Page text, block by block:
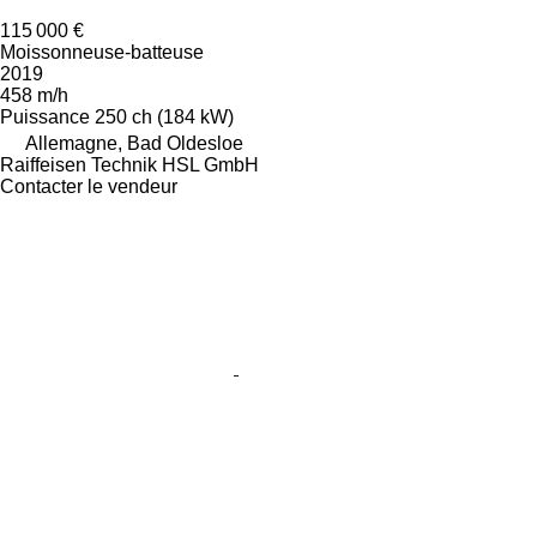
115 000 €
Moissonneuse-batteuse
2019
458 m/h
Puissance 250 ch (184 kW)
Allemagne, Bad Oldesloe
Raiffeisen Technik HSL GmbH
Contacter le vendeur